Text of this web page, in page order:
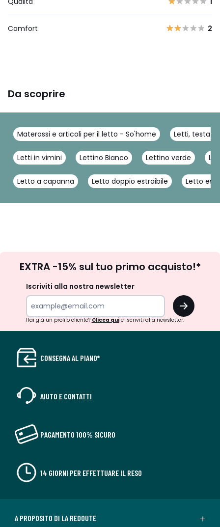
Comfort 2
Da scoprire
Materassi e articoli per il letto - So'home Letti,
Letti in vimini Lettino Bianco Lettino verde
Letto a capanna Letto doppio estraibile Letto
newsletter
EXTRA -15% sul tuo primo acquisto!*
Iscriviti alla nostra newsletter
OK
Hai già un profilo cliente? Clicca quie iscriviti alla newsletter.
CONSEGNA AL PIANO*
AIUTO E CONTATTI
PAGAMENTO 100% SICURO
14 GIORNI PER EFFETTUARE IL RESO
A PROPOSITO DI LA REDOUTE